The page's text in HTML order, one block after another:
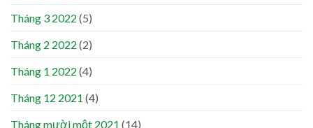
Tháng 3 2022 (5)
Tháng 2 2022 (2)
Tháng 1 2022 (4)
Tháng 12 2021 (4)
Tháng mười một 2021 (14)